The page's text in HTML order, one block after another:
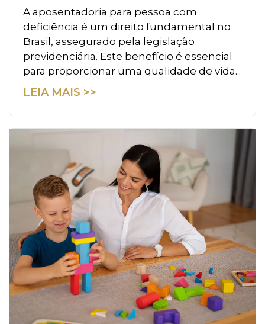
A aposentadoria para pessoa com
deficiência é um direito fundamental no
Brasil, assegurado pela legislação
previdenciária. Este benefício é essencial
para proporcionar uma qualidade de vida...
LEIA MAIS >>